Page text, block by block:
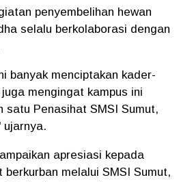
penyembelihan hewan
selalu berkolaborasi dengan
banyak menciptakan kader-
mengingat kampus ini
satu Penasihat SMSI Sumut,
ujarnya.
apresiasi kepada
melalui SMSI Sumut,